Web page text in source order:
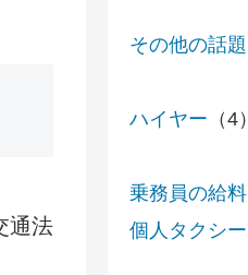
通法
その他の話題
ハイヤー （4）
乗務員の給料
個人タクシー